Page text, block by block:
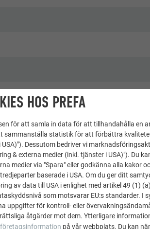
byggnader
HOS PREFA
för att samla in data för att tillhandahålla en
sammanställa statistik för att förbättra
Dessutom bedriver vi
& externa medier (inkl. tjänster i USA)"). Du
medier via "Spara" eller godkänna alla kakor
baserade i USA. Om du ger ditt
av data till USA i enlighet med artikel 49 (1)
som motsvarar EU:s standarder. I
uppgifter för kontroll- eller
åtgärder mot dem. Ytterligare
företagsinformation på vår webbplats. Du kan